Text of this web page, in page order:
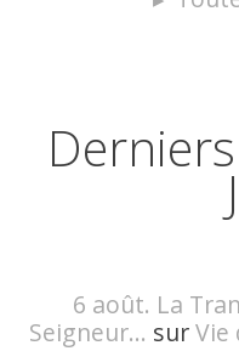
6 août. La
Seigneur... surVie